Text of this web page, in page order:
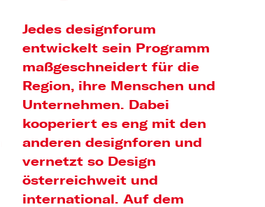
Jedes designforum
entwickelt sein Programm
maßgeschneidert für die
Region, ihre Menschen und
Unternehmen. Dabei
kooperiert es eng mit den
anderen designforen und
vernetzt so Design
österreichweit und
international. Auf dem